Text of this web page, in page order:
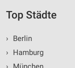
Top Städte
›
Berlin
›
Hamburg